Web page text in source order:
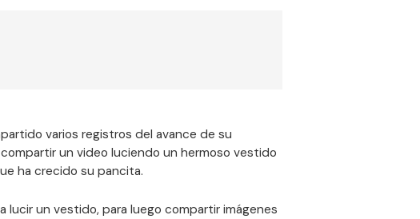
varios registros del avance de su
un video luciendo un hermoso vestido
ha crecido su pancita.
lucir un vestido, para luego compartir imágenes